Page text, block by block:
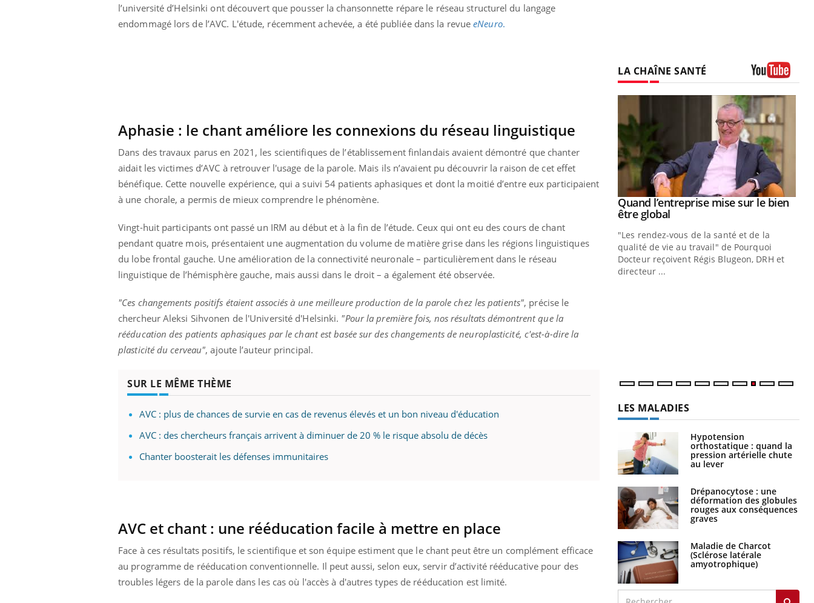
l’université d’Helsinki ont découvert que pousser la chansonnette répare le réseau structurel du langage
endommagé lors de l’AVC. L'étude, récemment achevée, a été publiée dans la revueeNeuro.
Aphasie : le chant améliore les connexions du réseau linguistique
Dans des travaux parus en 2021, les scientifiques de l’établissement finlandais avaient démontré que chanter
aidait les victimes d’AVC à retrouver l'usage de la parole. Mais ils n’avaient pu découvrir la raison de cet effet
bénéfique. Cette nouvelle expérience, qui a suivi 54 patients aphasiques et dont la moitié d’entre eux participaient
à une chorale, a permis de mieux comprendre le phénomène.
Vingt-huit participants ont passé un IRM au début et à la fin de l’étude. Ceux qui ont eu des cours de chant
pendant quatre mois, présentaient une augmentation du volume de matière grise dans les régions linguistiques
du lobe frontal gauche. Une amélioration de la connectivité neuronale – particulièrement dans le réseau
linguistique de l’hémisphère gauche, mais aussi dans le droit – a également été observée.
"Ces changements positifs étaient associés à une meilleure production de la parole chez les patients", précise le
chercheur Aleksi Sihvonen de l'Université d'Helsinki. "Pour la première fois, nos résultats démontrent que la
rééducation des patients aphasiques par le chant est basée sur des changements de neuroplasticité, c'est-à-dire la
plasticité du cerveau", ajoute l’auteur principal.
SUR LE MÊME THÈME
AVC : plus de chances de survie en cas de revenus élevés et un bon niveau d'éducation
AVC : des chercheurs français arrivent à diminuer de 20 % le risque absolu de décès
Chanter boosterait les défenses immunitaires
AVC et chant : une rééducation facile à mettre en place
Face à ces résultats positifs, le scientifique et son équipe estiment que le chant peut être un complément efficace
au programme de rééducation conventionnelle. Il peut aussi, selon eux, servir d’activité rééducative pour des
troubles légers de la parole dans les cas où l'accès à d'autres types de rééducation est limité.
LA CHAÎNE SANTÉ
Diabète & Ramadan 2026Youtube
Le Ramadan approche, et, pour de
nombreuses personnes atteintes de
diabète, c'est une période de questions, de
défis, mais ...
Youtube
Un « jumeau numérique » pour
préventiveYoutube
Un établissement lié à un groupe
mutualiste innove en matière de bilan de
santé : l'utilisation d'un « jumeau
numérique » permet ...
Youtube
Coup de food sur le diabète, c'est votre
nouveau rendez-vous culinaire qui
bouscule les idées reçues ! Dans cet
épisode, une ...
Youtube
Quand l’entreprise mise sur le bien
être globalYoutube
"Les rendez-vous de la santé et de la
qualité de vie au travail" de Pourquoi
Docteur reçoivent Régis Blugeon, DRH et
directeur ...
LES MALADIES
Hypotension
orthostatique : quand la
pression artérielle chute
au lever
Drépanocytose : une
déformation des globules
rouges aux conséquences
graves
Maladie de Charcot
(Sclérose latérale
amyotrophique)